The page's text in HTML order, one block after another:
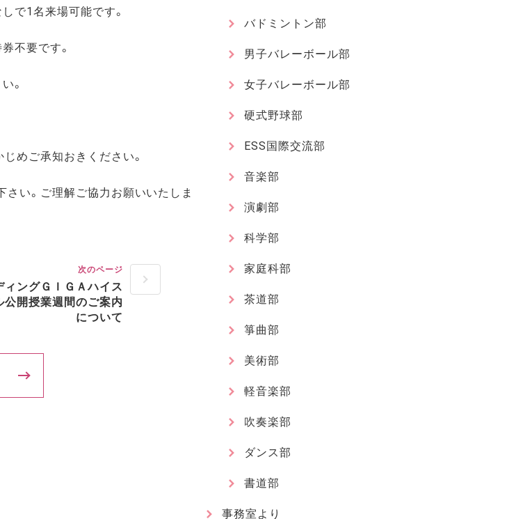
1名来場可能です。
要です。
。
ご承知おきください。
。ご理解ご協力お願いいたしま
次のページ
ィングＧＩＧＡハイス
公開授業週間のご案内
について
バドミントン部
男子バレーボール部
女子バレーボール部
硬式野球部
ESS国際交流部
音楽部
演劇部
科学部
家庭科部
茶道部
箏曲部
美術部
軽音楽部
吹奏楽部
ダンス部
書道部
事務室より